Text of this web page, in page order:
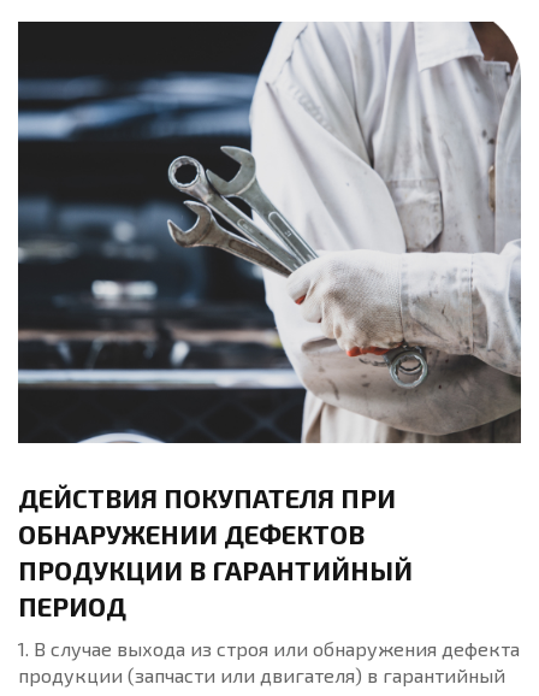
ДЕЙСТВИЯ ПОКУПАТЕЛЯ ПРИ
ОБНАРУЖЕНИИ ДЕФЕКТОВ
ПРОДУКЦИИ В ГАРАНТИЙНЫЙ
ПЕРИОД
1. В случае выхода из строя или обнаружения дефекта
продукции (запчасти или двигателя) в гарантийный